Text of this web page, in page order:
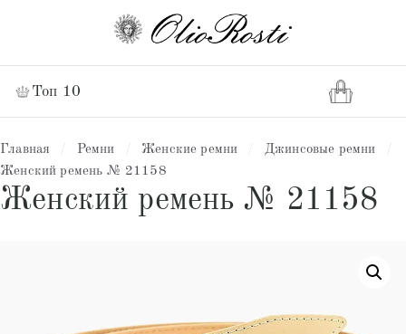
Топ 10
Главная Ремни Женские ремни Джинсовые ремни
Женский ремень № 21158
Женский ремень № 21158